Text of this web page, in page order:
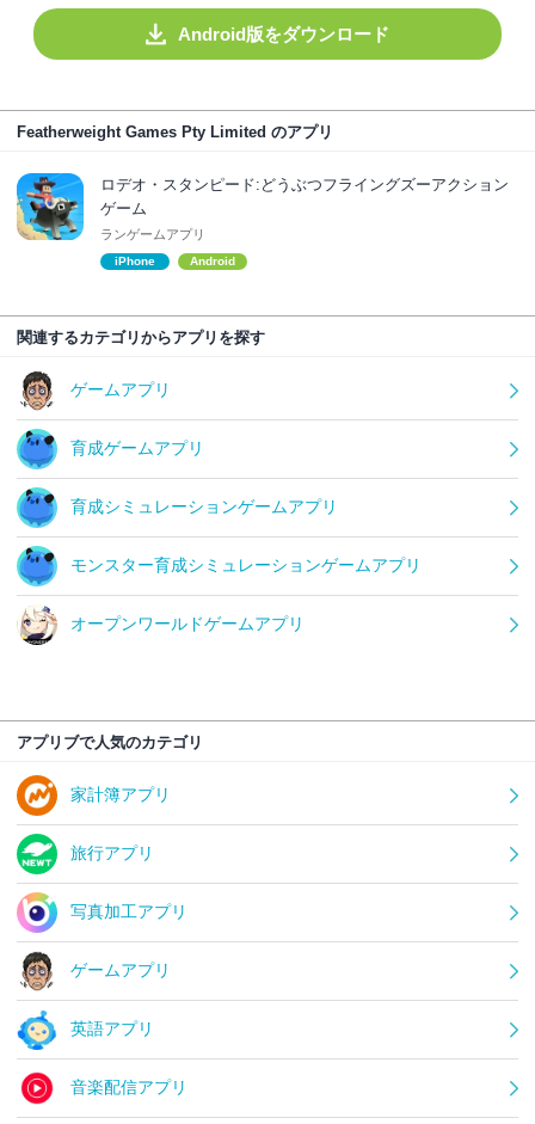
Android版をダウンロード
Featherweight Games Pty Limited のアプリ
ロデオ・スタンピード:どうぶつフライングズーアクション
ゲーム
ランゲームアプリ
iPhone Android
関連するカテゴリからアプリを探す
ゲームアプリ
育成ゲームアプリ
育成シミュレーションゲームアプリ
モンスター育成シミュレーションゲームアプリ
オープンワールドゲームアプリ
アプリブで人気のカテゴリ
家計簿アプリ
旅行アプリ
写真加工アプリ
ゲームアプリ
英語アプリ
音楽配信アプリ